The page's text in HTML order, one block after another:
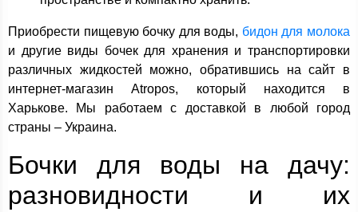
Приобрести пищевую бочку для воды, бидон для молока
и другие виды бочек для хранения и транспортировки
различных жидкостей можно, обратившись на сайт в
интернет-магазин Atropos, который находится в
Харькове. Мы работаем с доставкой в любой город
страны – Украина.
Бочки для воды на дачу:
разновидности и их